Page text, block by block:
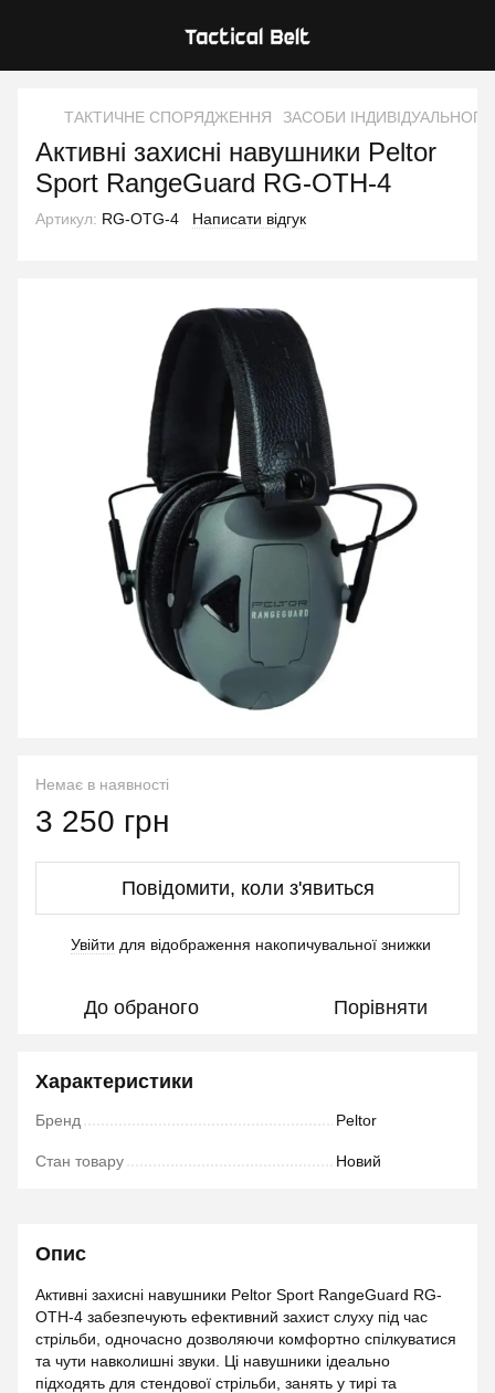
ТАКТИЧНЕ СПОРЯДЖЕННЯ ЗАСОБИ
Активні захисні навушники Peltor
Sport RangeGuard RG-OTH-4
Артикул: RG-OTG-4 Написати відгук
Немає в наявності
3 250 грн
Повідомити, коли з'явиться
Увійти для відображення накопичувальної знижки
До обраного Порівняти
Характеристики
Бренд Peltor
Стан товару Новий
Опис
Активні захисні навушники Peltor Sport RangeGuard RG-
OTH-4 забезпечують ефективний захист слуху під час
стрільби, одночасно дозволяючи комфортно спілкуватися
та чути навколишні звуки. Ці навушники ідеально
підходять для стендової стрільби, занять у тирі та